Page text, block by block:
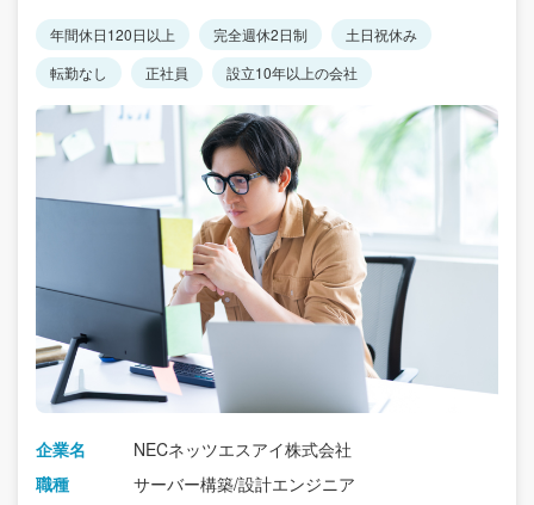
年間休日120日以上 完全週休2日制
土日祝休み
転勤なし
正社員 設立10年以上の会社
企業名
NECネッツエスアイ株式会社
職種
サーバー構築/設計エンジニア